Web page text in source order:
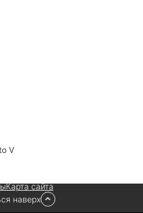
V
Cut v.1053.8.1023.1614
Карта сайта
наверх